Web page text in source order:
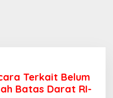
Terkait Belum
Batas Darat RI-